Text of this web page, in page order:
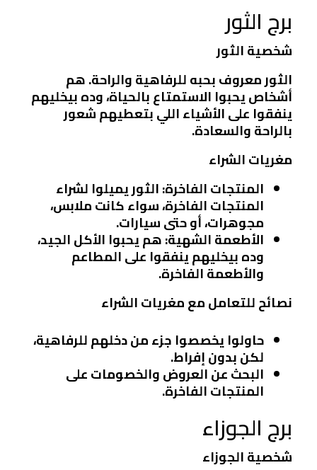
برج الثور
شخصية الثور
الثور معروف بحبه للرفاهية والراحة. هم
أشخاص يحبوا الاستمتاع بالحياة، وده بيخليهم
ينفقوا على الأشياء اللي بتعطيهم شعور
بالراحة والسعادة.
مغريات الشراء
المنتجات الفاخرة: الثور يميلوا لشراء
المنتجات الفاخرة، سواء كانت ملابس،
مجوهرات، أو حتى سيارات.
الأطعمة الشهية: هم يحبوا الأكل الجيد،
وده بيخليهم ينفقوا على المطاعم
والأطعمة الفاخرة.
نصائح للتعامل مع مغريات الشراء
حاولوا يخصصوا جزء من دخلهم للرفاهية،
لكن بدون إفراط.
البحث عن العروض والخصومات على
المنتجات الفاخرة.
برج الجوزاء
شخصية الجوزاء